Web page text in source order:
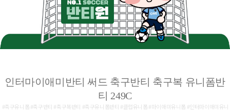
인터마이애미반티 써드 축구반티 축구복 유니폼반
티 249C
#축구유니폼 #축구반티 #축구복반티 #축구유니폼반티 #클럽유니폼 #마이애미유니폼 #인터마이애미유니